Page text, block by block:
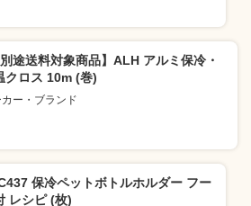
別途送料対象商品】ALH アルミ保冷・
クロス 10m (巻)
カー・ブランド
保冷ペットボトルホルダー フー
レシピ (枚)